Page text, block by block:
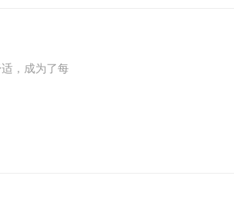
，成为了每